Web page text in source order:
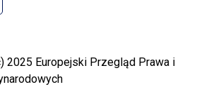
2025 Europejski Przegląd Prawa i